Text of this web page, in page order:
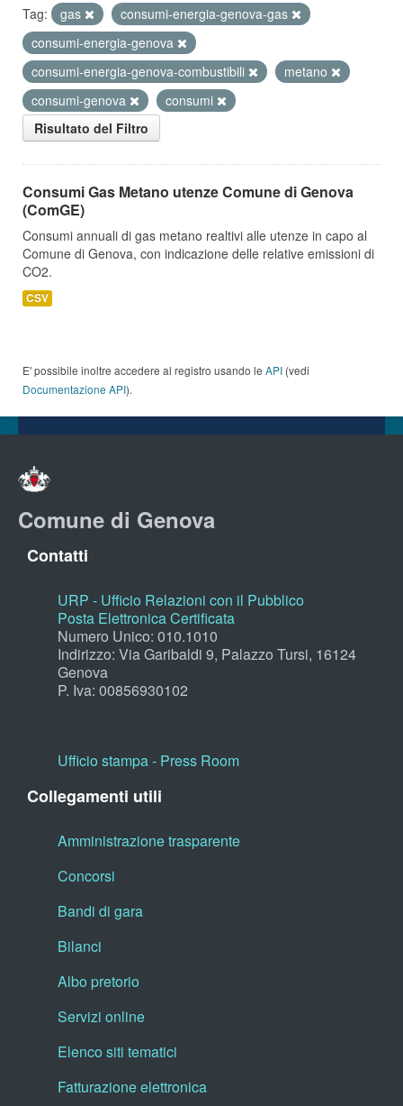
Tag:
gas
consumi-energia-genova-gas
consumi-energia-genova
consumi-energia-genova-combustibili
metano
consumi-genova
consumi
Risultato del Filtro
Consumi Gas Metano utenze Comune di Genova
(ComGE)
Consumi annuali di gas metano realtivi alle utenze in capo al
Comune di Genova, con indicazione delle relative emissioni di
CO2.
CSV
E' possibile inoltre accedere al registro usando le API (vedi
Documentazione API).
Comune di Genova
Contatti
URP - Ufficio Relazioni con il Pubblico
Posta Elettronica Certificata
Numero Unico: 010.1010
Indirizzo: Via Garibaldi 9, Palazzo Tursi, 16124
Genova
P. Iva: 00856930102
Ufficio stampa - Press Room
Collegamenti utili
Amministrazione trasparente
Concorsi
Bandi di gara
Bilanci
Albo pretorio
Servizi online
Elenco siti tematici
Fatturazione elettronica